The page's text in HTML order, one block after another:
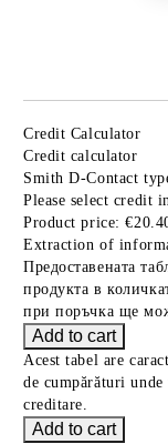
Credit Calculator
Credit calculator
Smith D-Contact
Please select credit
Product price:
Extraction of
Предоставената
продукта в
при поръчка ще
Acest tabel are
de cumpărături
creditare.